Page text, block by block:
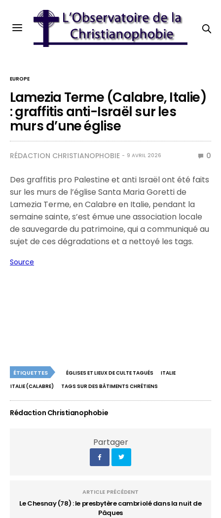
EUROPE
Lamezia Terme (Calabre, Italie)
: graffitis anti-Israël sur les
murs d’une église
RÉDACTION CHRISTIANOPHOBIE 9 AVRIL 2026 0
Des graffitis pro Palestine et anti Israël ont été faits
sur les murs de l’église Santa Maria Goretti de
Lamezia Terme, en Calabre en Italie, pendant la
semaine sainte, s’est émue une association locale
de sauvegarde du patrimoine, qui a communiqué au
sujet de ces dégradations et a nettoyé les tags.
Source
ÉTIQUETTES ÉGLISES ET LIEUX DE CULTE TAGUÉS
ITALIE
ITALIE (CALABRE)
TAGS SUR DES BÂTIMENTS CHRÉTIENS
Rédaction Christianophobie
Partager
ARTICLE PRÉCÉDENT
Le Chesnay (78) : le presbytère cambriolé dans la nuit de
Pâques